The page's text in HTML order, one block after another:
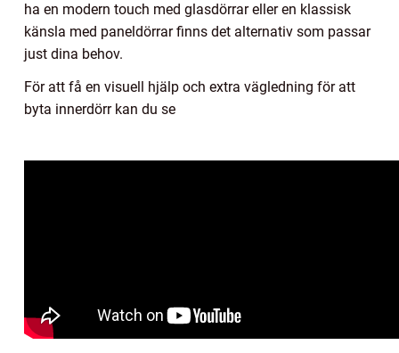
ha en modern touch med glasdörrar eller en klassisk
känsla med paneldörrar finns det alternativ som passar
just dina behov.
För att få en visuell hjälp och extra vägledning för att
byta innerdörr kan du se